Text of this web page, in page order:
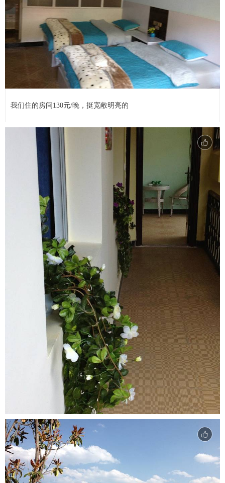
我们住的房间130元/晚，挺宽敞明亮的